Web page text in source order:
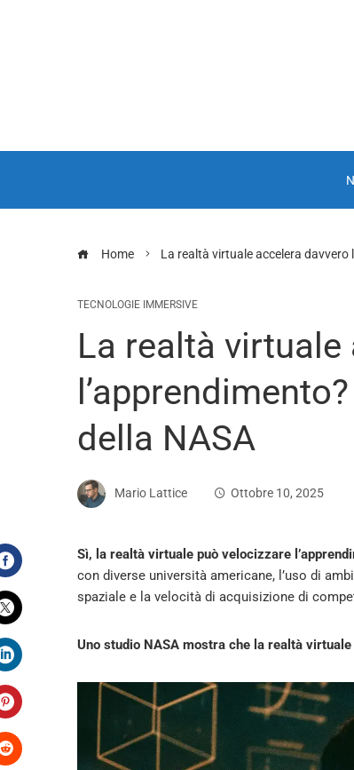
Home La realtà virtuale accelera davvero
TECNOLOGIE IMMERSIVE
La realtà virtuale
della NASA
Mario Lattice Ottobre 10, 2025
Facebook
Twitter
LinkedIn
Pinterest
Sì, la realtà virtuale può velocizzare
con diverse università americane, l’uso di
spaziale e la velocità di acquisizione di
Uno studio NASA mostra che la realtà